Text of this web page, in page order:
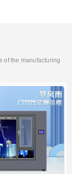
of the manufacturing